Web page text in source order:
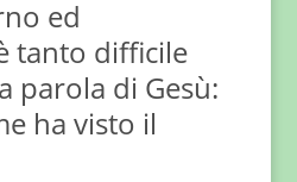
ed
tanto difficile
parola di Gesù:
ha visto il